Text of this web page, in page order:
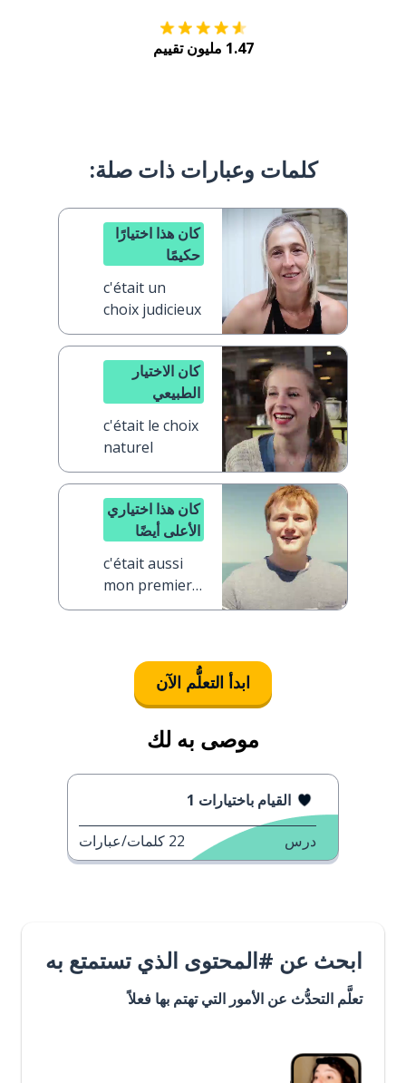
1.47 مليون تقييم
كلمات وعبارات ذات صلة:
كان هذا اختيارًا
حكيمًا
c'était un
choix judicieux
كان الاختيار
الطبيعي
c'était le choix
naturel
كان هذا اختياري
الأعلى أيضًا
c'était aussi
mon premier
choix
ابدأ التعلُّم الآن
موصى به لك
القيام باختيارات 1
درس 22 كلمات/عبارات
ابحث عن #المحتوى الذي تستمتع به
تعلَّم التحدُّث عن الأمور التي تهتم بها فعلاً